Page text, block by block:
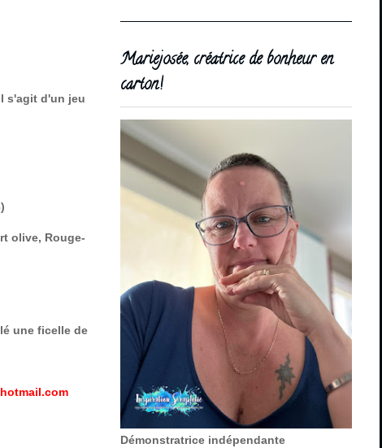
s'agit d'un jeu
olive, Rouge-
une ficelle de
Mariejosée, créatrice de bonheur en
carton!
Démonstratrice indépendante